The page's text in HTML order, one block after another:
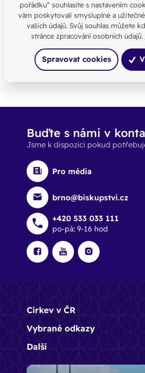
Našli jste chybu nebo
otázku?
Kontaktujte nás
SDÍLEJTE:
Buďte s námi v
Jsme k dispozici pokud
Pro média
brno@biskupstvi.cz
+420 533 033 111
po-pá: 9-16 hod
Církev v ČR
Vybrané odkazy
Další
pořádku“ souhlasíte s nastavením
vám poskytovali smysluplné a
vašich údajů. Svůj souhlas můžete
stránce zpracování osobních údajů.
Spravovat cookies